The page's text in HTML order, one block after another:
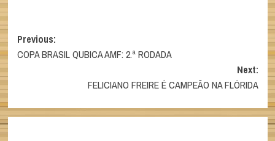
Post
navigation
Previous:
COPA BRASIL QUBICA AMF: 2.ª RODADA
Next:
FELICIANO FREIRE É CAMPEÃO NA FLÓRIDA